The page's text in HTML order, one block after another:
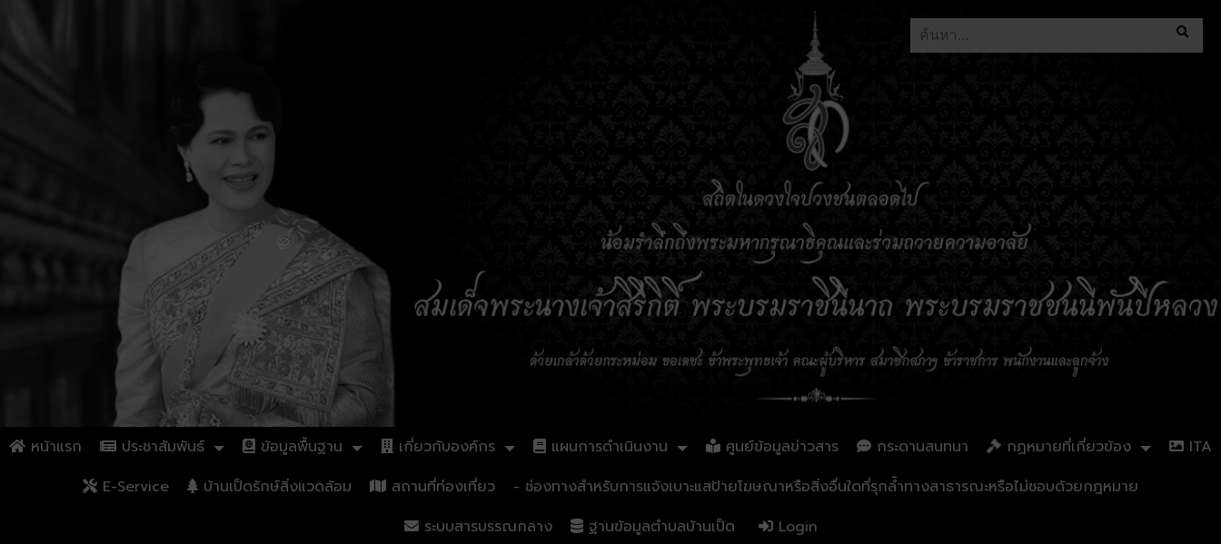
หน้าแรก ประชาสัมพันธ์ ข้อมูลพื้นฐาน เกี่ยวกับองค์กร แผนการดำเนินงาน ศูนย์ข้อมูลข่าวสาร กระดานสนทนา กฏหมายที่เกี่ยวข้อง
ITA
E-Service
บ้านเป็ดรักษ์สิ่งแวดล้อม สถานที่ท่องเที่ยว
- ช่องทางสำหรับการแจ้งเบาะแสป้ายโฆษณาหรือสิ่งอื่นใดที่รุกล้ำทางสาธารณะหรือไม่ชอบด้วยกฎหมาย
ระบบสารบรรณกลาง
ฐานข้อมูลตำบลบ้านเป็ด Login